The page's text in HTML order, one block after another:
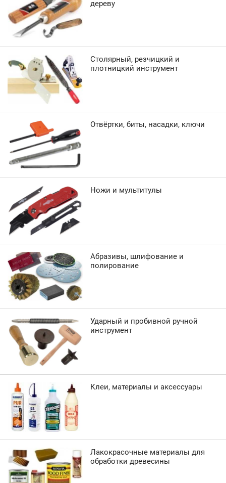
дереву
Столярный, резчицкий и
плотницкий инструмент
Отвёртки, биты, насадки, ключи
Ножи и мультитулы
Абразивы, шлифование и
полирование
Ударный и пробивной ручной
инструмент
Клеи, материалы и аксессуары
Лакокрасочные материалы для
обработки древесины